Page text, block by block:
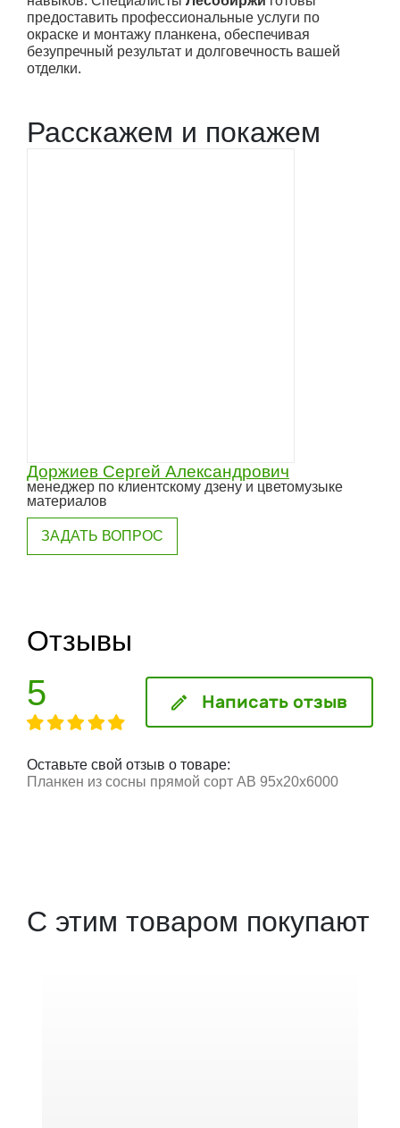
предоставить профессиональные услуги по
окраске и монтажу планкена, обеспечивая
безупречный результат и долговечность вашей
отделки.
Расскажем и покажем
Доржиев Сергей Александрович
менеджер по клиентскому дзену и цветомузыке
материалов
ЗАДАТЬ ВОПРОС
Отзывы
5 Написать отзыв
Оставьте свой отзыв о товаре:
Планкен из сосны прямой сорт AB 95х20х6000